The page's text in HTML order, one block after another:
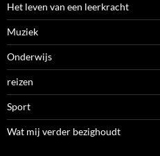
Het leven van een leerkracht
Muziek
Onderwijs
reizen
Sport
Wat mij verder bezighoudt